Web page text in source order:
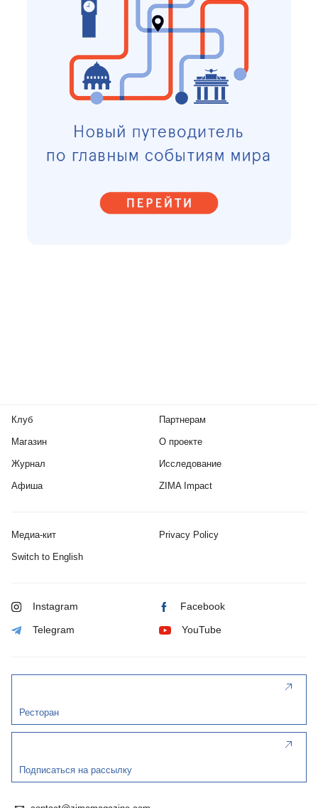
Клуб
Магазин
Журнал
Афиша
Партнерам
О проекте
Исследование
ZIMA Impact
Медиа-кит Privacy Policy
Switch to English
Instagram Facebook
Telegram YouTube
Ресторан
Подписаться на рассылку